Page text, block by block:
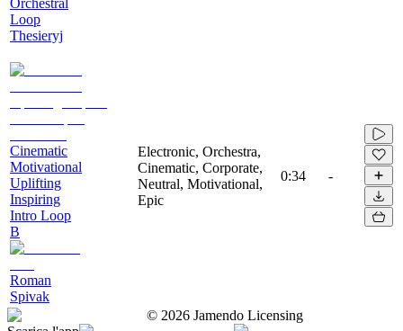
Loop
Thesieryj
Cinematic
Motivational
Uplifting
Inspiring
Intro Loop
B
Roman
Spivak
Electronic, Orchestra,
Cinematic, Corporate,
Neutral, Motivational,
Epic
0:34 -
© 2026 Jamendo Licensing